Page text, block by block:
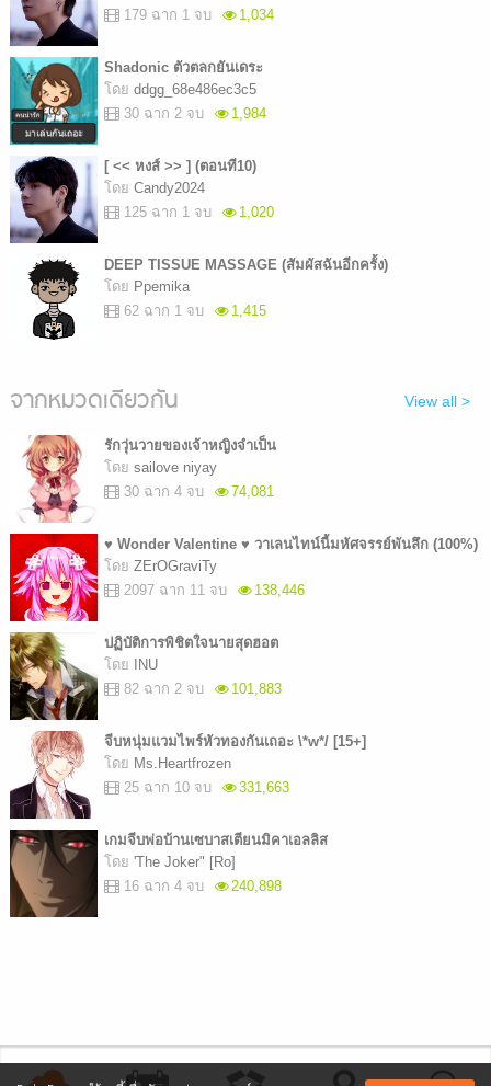
179 ฉาก 1 จบ
1,034
Shadonic ตัวตลกยันเดระ
โดย ddgg_68e486ec3c5
30 ฉาก 2 จบ
1,984
[ << หงส์ >> ] (ตอนที10)
โดย Candy2024
125 ฉาก 1 จบ
1,020
DEEP TISSUE MASSAGE ​(สัมผัสฉันอีกครั้ง)
โดย Ppemika​
62 ฉาก 1 จบ
1,415
จากหมวดเดียวกัน View all >
รักวุ่นวายของเจ้าหญิงจำเป็น
โดย sailove niyay
30 ฉาก 4 จบ
74,081
♥ Wonder Valentine ♥ วาเลนไทน์นี้มหัศจรรย์พันลึก (100%)
โดย ZErOGraviTy
2097 ฉาก 11 จบ
138,446
ปฏิบัติการพิชิตใจนายสุดฮอต
โดย
INU
82 ฉาก 2 จบ
101,883
จีบหนุ่มแวมไพร์หัวทองกันเถอะ \*w*/ [15+]
โดย Ms.Heartfrozen
25 ฉาก 10 จบ
331,663
เกมจีบพ่อบ้านเซบาสเตียนมิคาเอลลิส
โดย 'The Joker" [Ro]
16 ฉาก 4 จบ
240,898